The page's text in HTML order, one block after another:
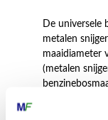
De universele
metalen
maaidiameter
(metalen